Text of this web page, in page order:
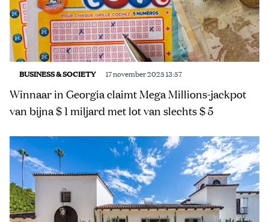
BUSINESS & SOCIETY 17 november 2025 13:57
Winnaar in Georgia claimt Mega Millions-jackpot
van bijna $ 1 miljard met lot van slechts $ 5